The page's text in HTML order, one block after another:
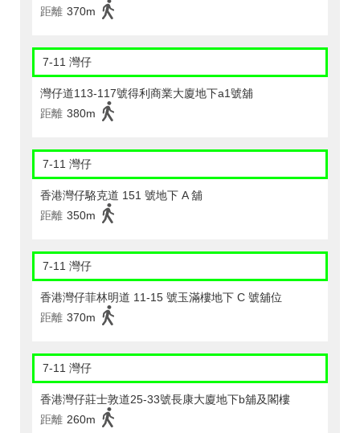
距離 370m
7-11 灣仔
灣仔道113-117號得利商業大廈地下a1號舖
距離 380m
7-11 灣仔
香港灣仔駱克道 151 號地下 A 舖
距離 350m
7-11 灣仔
香港灣仔菲林明道 11-15 號玉滿樓地下 C 號舖位
距離 370m
7-11 灣仔
香港灣仔莊士敦道25-33號長康大廈地下b舖及閣樓
距離 260m